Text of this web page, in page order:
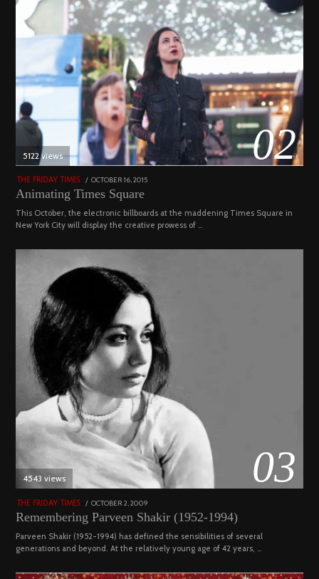
02
5122 views
THE FRIDAY TIMES
POSTED
OCTOBER 16, 2015
Animating Times Square
This October, the electronic billboards at the maddening Times Square in
New York City will display the creative prowess of …
03
4543 views
THE FRIDAY TIMES
POSTED
ON
OCTOBER 2, 2009
29,
2022
Remembering Parveen Shakir (1952-1994)
Parveen Shakir (1952-1994) has defined the sensibilities of several
generations and beyond. At the relatively young age of 42 years, …